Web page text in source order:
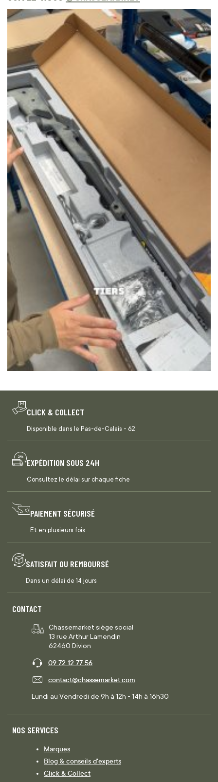
CLICK & COLLECT
Disponible dans le Pas-de-Calais - 62
EXPÉDITION SOUS 24H
Consultez le délai sur chaque fiche
PAIEMENT SÉCURISÉ
Et en plusieurs fois
SATISFAIT OU REMBOURSÉ
Dans un délai de 14 jours
CONTACT
Chassemarket siège social
13 rue Arthur Lamendin
62460 Divion
09 72 12 77 56
contact@chassemarket.com
Lundi au Vendredi de 9h à 12h - 14h à 16h30
NOS SERVICES
Marques
Blog & conseils d'experts
Click & Collect